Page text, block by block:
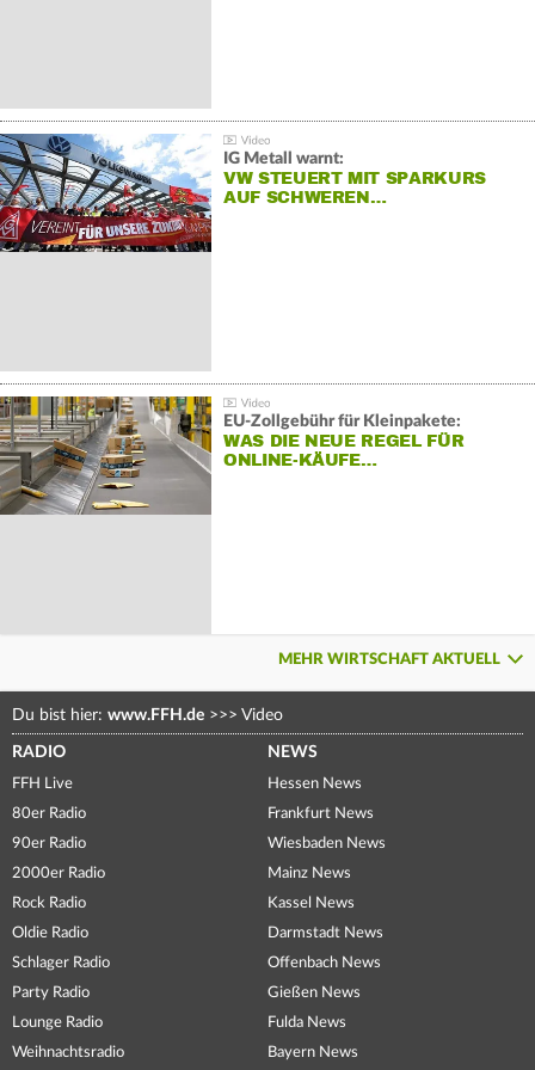
IG Metall warnt:
VW STEUERT MIT SPARKURS
AUF SCHWEREN…
EU-Zollgebühr für Kleinpakete:
WAS DIE NEUE REGEL FÜR
ONLINE-KÄUFE…
MEHR WIRTSCHAFT AKTUELL
Du bist hier: www.FFH.de >>> Video
RADIO
FFH Live
80er Radio
90er Radio
2000er Radio
Rock Radio
Oldie Radio
Schlager Radio
Party Radio
Lounge Radio
Weihnachtsradio
NEWS
Hessen News
Frankfurt News
Wiesbaden News
Mainz News
Kassel News
Darmstadt News
Offenbach News
Gießen News
Fulda News
Bayern News